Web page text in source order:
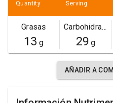
Quantity Serving
Grasas
13 g
Carbohidratos
29 g
AÑADIR A